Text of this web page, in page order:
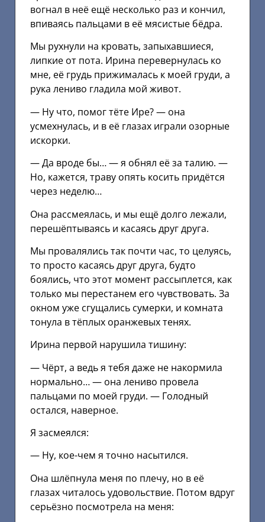
вогнал в неё ещё несколько раз и кончил,
впиваясь пальцами в её мясистые бёдра.
Мы рухнули на кровать, запыхавшиеся,
липкие от пота. Ирина перевернулась ко
мне, её грудь прижималась к моей груди, а
рука лениво гладила мой живот.
— Ну что, помог тёте Ире? — она
усмехнулась, и в её глазах играли озорные
искорки.
— Да вроде бы… — я обнял её за талию. —
Но, кажется, траву опять косить придётся
через неделю…
Она рассмеялась, и мы ещё долго лежали,
перешёптываясь и касаясь друг друга.
Мы провалялись так почти час, то целуясь,
то просто касаясь друг друга, будто
боялись, что этот момент рассыплется, как
только мы перестанем его чувствовать. За
окном уже сгущались сумерки, и комната
тонула в тёплых оранжевых тенях.
Ирина первой нарушила тишину:
— Чёрт, а ведь я тебя даже не накормила
нормально… — она лениво провела
пальцами по моей груди. — Голодный
остался, наверное.
Я засмеялся:
— Ну, кое-чем я точно насытился.
Она шлёпнула меня по плечу, но в её
глазах читалось удовольствие. Потом вдруг
серьёзно посмотрела на меня: